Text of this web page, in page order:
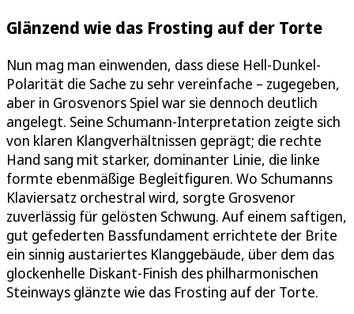
Glänzend wie das Frosting auf der Torte
Nun mag man einwenden, dass diese Hell-Dunkel-
Polarität die Sache zu sehr vereinfache – zugegeben,
aber in Grosvenors Spiel war sie dennoch deutlich
angelegt. Seine Schumann-Interpretation zeigte sich
von klaren Klangverhältnissen geprägt; die rechte
Hand sang mit starker, dominanter Linie, die linke
formte ebenmäßige Begleitfiguren. Wo Schumanns
Klaviersatz orchestral wird, sorgte Grosvenor
zuverlässig für gelösten Schwung. Auf einem saftigen,
gut gefederten Bassfundament errichtete der Brite
ein sinnig austariertes Klanggebäude, über dem das
glockenhelle Diskant-Finish des philharmonischen
Steinways glänzte wie das Frosting auf der Torte.